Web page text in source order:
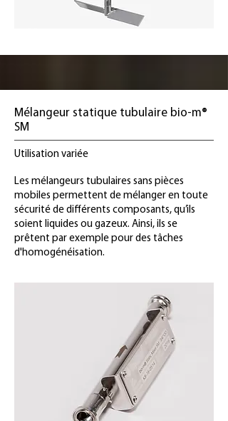
Mélangeur statique tubulaire bio-m®
SM
Utilisation variée
Les mélangeurs tubulaires sans pièces
mobiles permettent de mélanger en toute
sécurité de différents composants, qu’ils
soient liquides ou gazeux. Ainsi, ils se
prêtent par exemple pour des tâches
d'homogénéisation.